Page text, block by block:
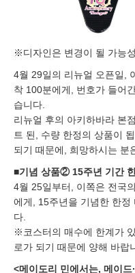
※디자인은 변경이 될 가능
4월 29일의 리뉴얼 오픈일,
착 100분에게, 번호가 들어
습니다.
리뉴얼 후의 아키하바라 본
트 된, 수량 한정의 상품이
되기 때문에, 희망하시는 분
■기념 상품② 15주년 기간
4월 25일부터, 이쪽은 전국
에게, 15주년을 기념한 한정
다.
※코스터의 매수에 한계가
로가 되기 때문에 양해 바랍
<메이도리 민에서는, 메이